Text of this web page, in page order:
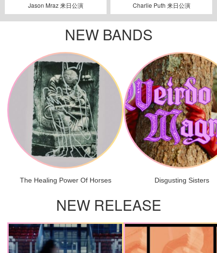
Jason Mraz 来日公演 Charlie Puth 来日公演
NEW BANDS
The Healing Power Of Horses Disgusting Sisters
NEW RELEASE